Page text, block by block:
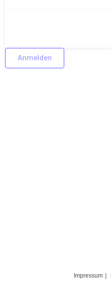
Anmelden
Impressum